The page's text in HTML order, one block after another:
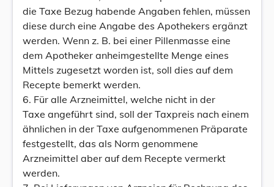
die Taxe Bezug habende Angaben fehlen, müssen
diese durch eine Angabe des Apothekers ergänzt
werden. Wenn z. B. bei einer Pillenmasse eine
dem Apotheker anheimgestellte Menge eines
Mittels zugesetzt worden ist, soll dies auf dem
Recepte bemerkt werden.
6. Für alle Arzneimittel, welche nicht in der
Taxe angeführt sind, soll der Taxpreis nach einem
ähnlichen in der Taxe aufgenommenen Präparate
festgestellt, das als Norm genommene
Arzneimittel aber auf dem Recepte vermerkt
werden.